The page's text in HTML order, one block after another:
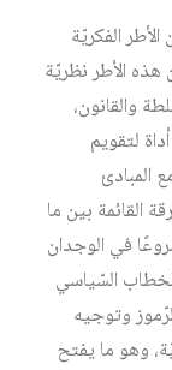
الفكريّة
الأطر نظريّة
والقانون،
لتقويم
المبادئ
القائمة بين ما
في الوجدان
السّياسي
وتوجيه
وهو ما يفتح